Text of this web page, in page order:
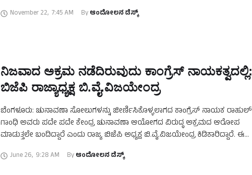
November 22, 7:45 AM By ಆಂದೋಲನ ಡೆಸ್ಕ್
ನಿಜವಾದ ಅಕ್ರಮ ನಡೆದಿರುವುದು ಕಾಂಗ್ರೆಸ್‌ ನಾಯಕತ್ವದಲ್ಲಿ:
ಬಿಜೆಪಿ ರಾಜ್ಯಾಧ್ಯಕ್ಷ ಬಿ.ವೈ.ವಿಜಯೇಂದ್ರ
ಬೆಂಗಳೂರು: ಚುನಾವಣಾ ಸೋಲುಗಳನ್ನು ಜೀರ್ಣಿಸಿಕೊಳ್ಳಲಾಗದ ಕಾಂಗ್ರೆಸ್ ನಾಯಕ ರಾಹುಲ್
ಗಾಂಧಿ ಅವರು ಪದೇ ಪದೇ ಕೇಂದ್ರ ಚುನಾವಣಾ ಆಯೋಗದ ವಿರುದ್ಧ ಅಕ್ರಮದ ಆರೋಪ
ಮಾಡುತ್ತಲೇ ಬಂದಿದ್ದಾರೆ ಎಂದು ರಾಜ್ಯ ಬಿಜೆಪಿ ಅಧ್ಯಕ್ಷ ಬಿ.ವೈ.ವಿಜಯೇಂದ್ರ ಕಿಡಿಕಾರಿದ್ದಾರೆ. ಈ
June 26, 9:28 AM By ಆಂದೋಲನ ಡೆಸ್ಕ್